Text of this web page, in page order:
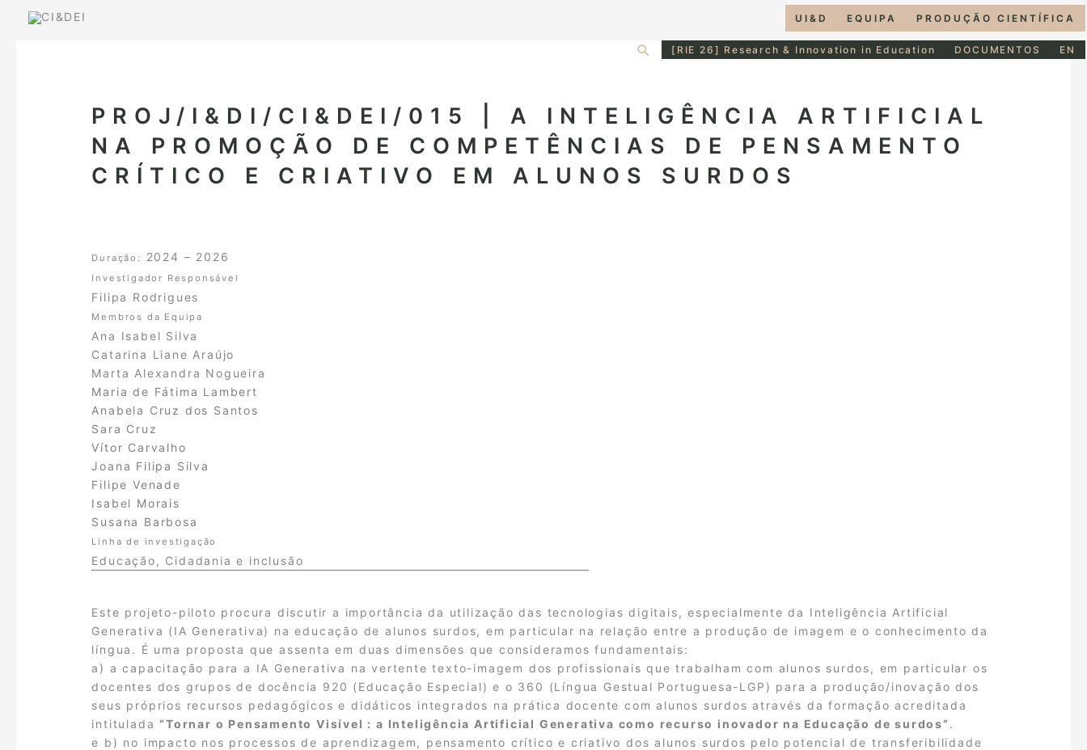
Skip
UI&D EQUIPA PRODUÇÃO CIENTÍFICA
Search[RIE 26] Research & Innovation in Education DOCUMENTOS EN
PROJ/I&DI/CI&DEI/015 | A INTELIGÊNCIA ARTIFICIAL
NA PROMOÇÃO DE COMPETÊNCIAS DE PENSAMENTO
CRÍTICO E CRIATIVO EM ALUNOS SURDOS
Duração: 2024 – 2026
Investigador Responsável
Filipa Rodrigues
Membros da Equipa
Ana Isabel Silva
Catarina Liane Araújo
Marta Alexandra Nogueira
Maria de Fátima Lambert
Anabela Cruz dos Santos
Sara Cruz
Vítor Carvalho
Joana Filipa Silva
Filipe Venade
Isabel Morais
Susana Barbosa
Linha de investigação
Educação, Cidadania e inclusão
Este projeto-piloto procura discutir a importância da utilização das tecnologias digitais, especialmente da Inteligência Artificial
Generativa (IA Generativa) na educação de alunos surdos, em particular na relação entre a produção de imagem e o conhecimento da
língua. É uma proposta que assenta em duas dimensões que consideramos fundamentais:
a) a capacitação para a IA Generativa na vertente texto-imagem dos profissionais que trabalham com alunos surdos, em particular os
docentes dos grupos de docência 920 (Educação Especial) e o 360 (Língua Gestual Portuguesa-LGP) para a produção/inovação dos
seus próprios recursos pedagógicos e didáticos integrados na prática docente com alunos surdos através da formação acreditada
intitulada“Tornar o Pensamento Visível : a Inteligência Artificial Generativa como recurso inovador na Educação de surdos” .
e b) no impacto nos processos de aprendizagem, pensamento crítico e criativo dos alunos surdos pelo potencial de transferibilidade